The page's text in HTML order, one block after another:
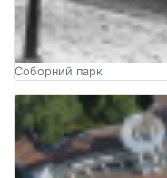
Соборний парк